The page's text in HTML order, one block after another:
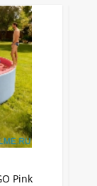
Pink